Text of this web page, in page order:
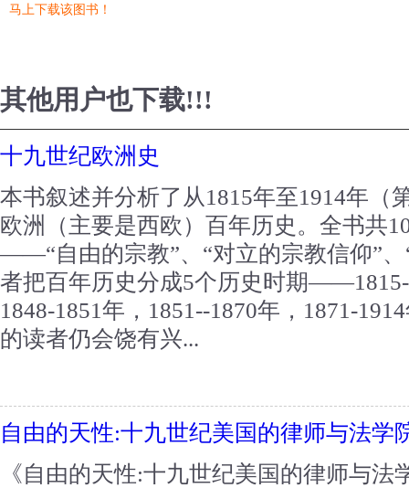
马上下载该图书！
其他用户也下载!!!
十九世纪欧洲史
本书叙述并分析了从1815年至1914年（
欧洲（主要是西欧）百年历史。全书共
——“自由的宗教”、“对立的宗教信仰”、
者把百年历史分成5个历史时期——1815-
1848-1851年，1851--1870年，1871-
的读者仍会饶有兴...
自由的天性:十九世纪美国的律师与法学
《自由的天性:十九世纪美国的律师与